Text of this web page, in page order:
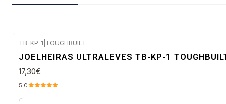
TB-KP-1 TOUGHBUILT
JOELHEIRAS ULTRALEVES TB-KP-1
17,30€
5.0